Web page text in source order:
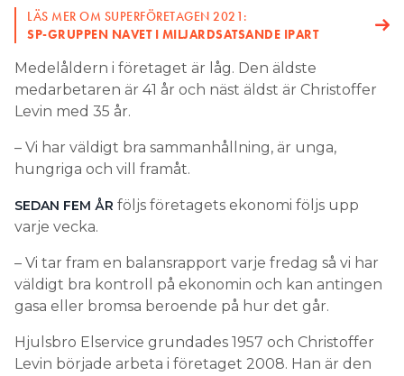
LÄS MER OM SUPERFÖRETAGEN 2021:
SP-GRUPPEN NAVET I MILJARDSATSANDE IPART
Medelåldern i företaget är låg. Den äldste
medarbetaren är 41 år och näst äldst är Christoffer
Levin med 35 år.
– Vi har väldigt bra sammanhållning, är unga,
hungriga och vill framåt.
SEDAN FEM ÅR följs företagets ekonomi följs upp
varje vecka.
– Vi tar fram en balansrapport varje fredag så vi har
väldigt bra kontroll på ekonomin och kan antingen
gasa eller bromsa beroende på hur det går.
Hjulsbro Elservice grundades 1957 och Christoffer
Levin började arbeta i företaget 2008. Han är den